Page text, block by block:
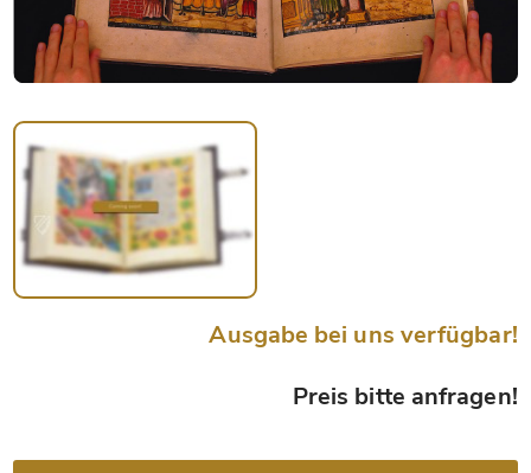
Ausgabe bei uns verfügbar!
Preis bitte anfragen!